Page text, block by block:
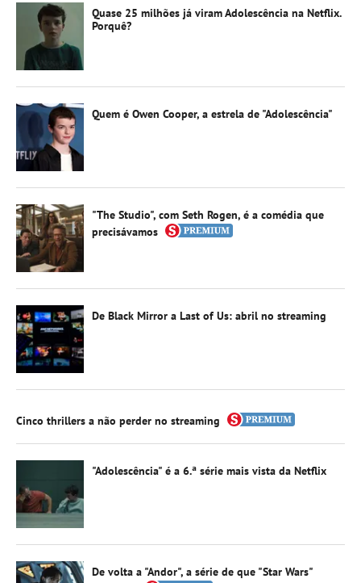
Quase 25 milhões já viram Adolescência na Netflix.
Porquê?
Quem é Owen Cooper, a estrela de "Adolescência"
"The Studio", com Seth Rogen, é a comédia que
precisávamos
De Black Mirror a Last of Us: abril no streaming
Cinco thrillers a não perder no streaming
"Adolescência" é a 6.ª série mais vista da Netflix
De volta a "Andor", a série de que "Star Wars"